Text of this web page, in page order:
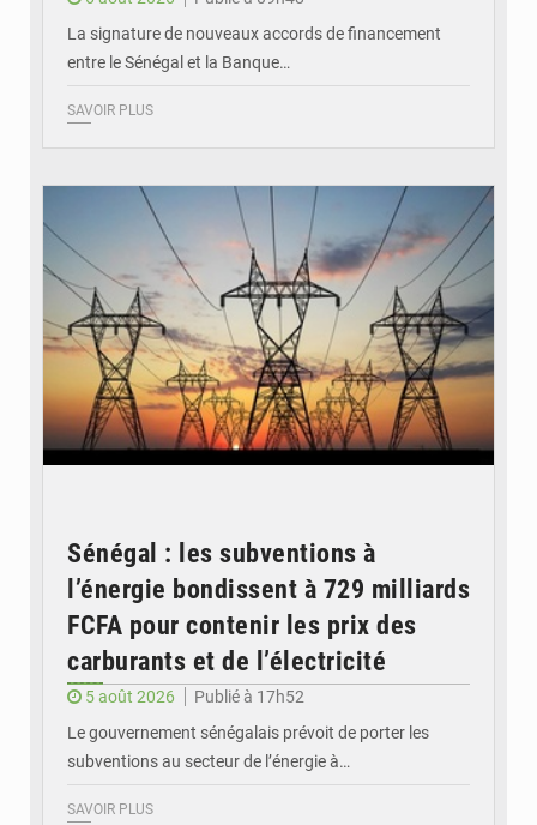
La signature de nouveaux accords de financement
entre le Sénégal et la Banque…
SAVOIR PLUS
Sénégal : les subventions à
l’énergie bondissent à 729 milliards
FCFA pour contenir les prix des
carburants et de l’électricité
5 août 2026
Publié à 17h52
Le gouvernement sénégalais prévoit de porter les
subventions au secteur de l’énergie à…
SAVOIR PLUS